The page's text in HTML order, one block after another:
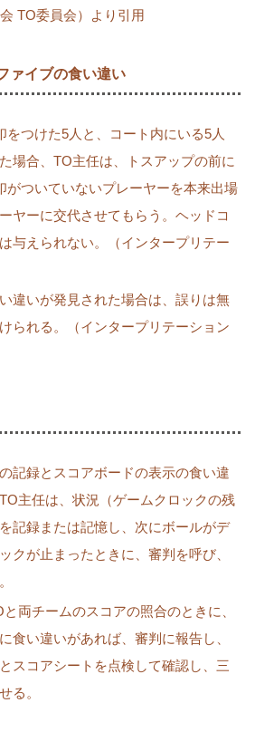
TO委員会）より引用
ァイブの食い違い
をつけた5人と、コート内にいる5人
場合、TO主任は、トスアップの前に
がついていないプレーヤーを本来出場
ヤーに交代させてもらう。ヘッドコ
与えられない。（インタープリテー
違いが発見された場合は、誤りは無
られる。（インタープリテーション
記録とスコアボードの表示の食い違
主任は、状況（ゲームクロックの残
記録または記憶し、次にボールがデ
クが止まったときに、審判を呼び、
両チームのスコアの照合のときに、
食い違いがあれば、審判に報告し、
スコアシートを点検して確認し、三
る。